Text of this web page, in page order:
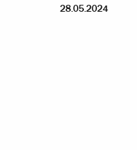
28.05.2024